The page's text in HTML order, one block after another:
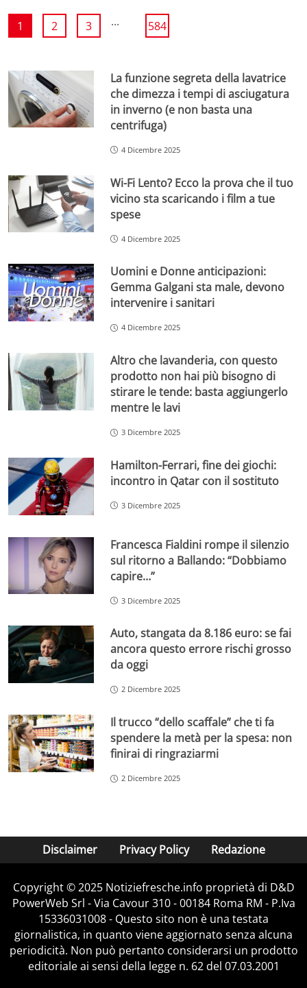
1 2 3 ... 584
La funzione segreta della lavatrice
che dimezza i tempi di asciugatura
in inverno (e non basta una
centrifuga)
4 Dicembre 2025
Wi-Fi Lento? Ecco la prova che il tuo
vicino sta scaricando i film a tue
spese
4 Dicembre 2025
Uomini e Donne anticipazioni:
Gemma Galgani sta male, devono
intervenire i sanitari
4 Dicembre 2025
Altro che lavanderia, con questo
prodotto non hai più bisogno di
stirare le tende: basta aggiungerlo
mentre le lavi
3 Dicembre 2025
Hamilton-Ferrari, fine dei giochi:
incontro in Qatar con il sostituto
3 Dicembre 2025
Francesca Fialdini rompe il silenzio
sul ritorno a Ballando: “Dobbiamo
capire…”
3 Dicembre 2025
Auto, stangata da 8.186 euro: se fai
ancora questo errore rischi grosso
da oggi
2 Dicembre 2025
Il trucco “dello scaffale” che ti fa
spendere la metà per la spesa: non
finirai di ringraziarmi
2 Dicembre 2025
Disclaimer Privacy Policy Redazione
Copyright © 2025 Notiziefresche.info proprietà di D&D
PowerWeb Srl - Via Cavour 310 - 00184 Roma RM - P.Iva
15336031008 - Questo sito non è una testata
giornalistica, in quanto viene aggiornato senza alcuna
periodicità. Non può pertanto considerarsi un prodotto
editoriale ai sensi della legge n. 62 del 07.03.2001